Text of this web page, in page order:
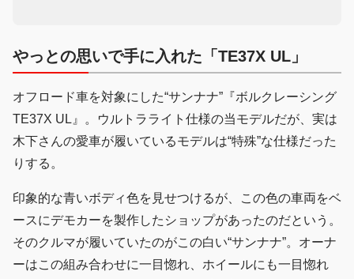
やっとの思いで手に入れた「TE37X UL」
オフロード車を対象にした“サンナナ”『ボルクレーシング
TE37X UL』。ウルトラライト仕様の当モデルだが、実は
木下さんの愛車が履いているモデルは“特殊”な仕様だった
りする。
印象的な青いボディ色を見せつけるが、この色の車両をベ
ースにデモカーを製作したショップがあったのだという。
そのクルマが履いていたのがこの白い“サンナナ”。オーナ
ーはこの組み合わせに一目惚れ、ホイールにも一目惚れ